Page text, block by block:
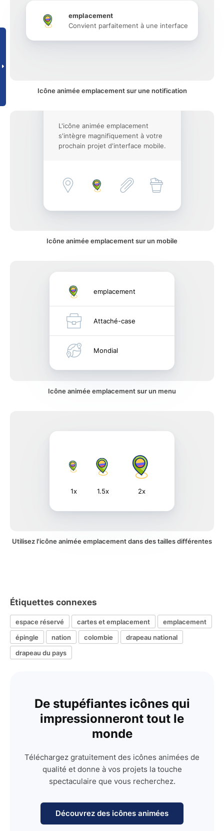
emplacement
Convient parfaitement à une interface
Icône animée emplacement sur une notification
L'icône animée emplacement
s'intègre magnifiquement à votre
prochain projet d'interface mobile.
Icône animée emplacement sur un mobile
emplacement
Attaché-case
Mondial
Icône animée emplacement sur un menu
1x 1.5x 2x
Utilisez l'icône animée emplacement dans des tailles différentes
Étiquettes connexes
espace réservé cartes et emplacement
emplacement
épingle
nation colombie
drapeau national
drapeau du pays
De stupéfiantes icônes qui
impressionneront tout le
monde
Téléchargez gratuitement des icônes animées de
qualité et donne à vos projets la touche
spectaculaire que vous recherchez.
Découvrez des icônes animées